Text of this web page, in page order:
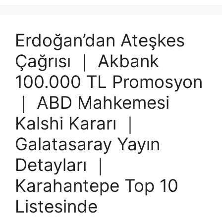
Erdoğan’dan Ateşkes
Çağrısı ｜ Akbank
100.000 TL Promosyon
｜ ABD Mahkemesi
Kalshi Kararı ｜
Galatasaray Yayın
Detayları ｜
Karahantepe Top 10
Listesinde